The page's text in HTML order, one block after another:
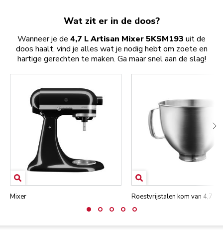
Wat zit er in de doos?
Wanneer je de 4,7 L Artisan Mixer 5KSM193 uit de
doos haalt, vind je alles wat je nodig hebt om zoete en
hartige gerechten te maken. Ga maar snel aan de slag!
Mixer Roestvrijstalen kom van 4,7